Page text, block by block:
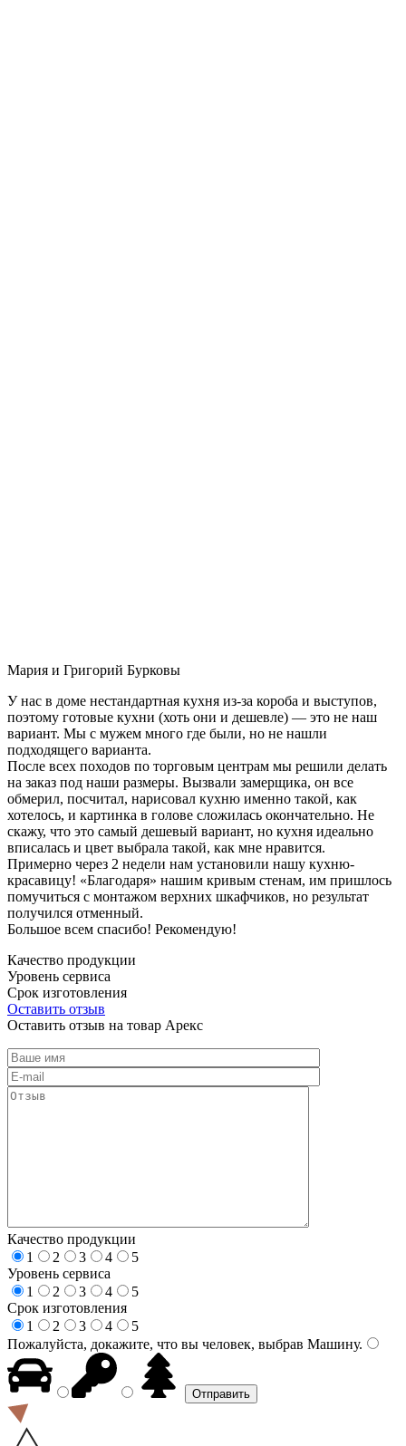
Мария и Григорий Бурковы
У нас в доме нестандартная кухня из-за короба и выступов,
поэтому готовые кухни (хоть они и дешевле) — это не наш
вариант. Мы с мужем много где были, но не нашли
подходящего варианта.
После всех походов по торговым центрам мы решили делать
на заказ под наши размеры. Вызвали замерщика, он все
обмерил, посчитал, нарисовал кухню именно такой, как
хотелось, и картинка в голове сложилась окончательно. Не
скажу, что это самый дешевый вариант, но кухня идеально
вписалась и цвет выбрала такой, как мне нравится.
Примерно через 2 недели нам установили нашу кухню-
красавицу! «Благодаря» нашим кривым стенам, им пришлось
помучиться с монтажом верхних шкафчиков, но результат
получился отменный.
Большое всем спасибо! Рекомендую!
Качество продукции
Уровень сервиса
Срок изготовления
Оставить отзыв
Оставить отзыв на товар Арекс
Качество продукции
1
2 3 4
5
Уровень сервиса
1
2 3 4
5
Срок изготовления
1
2 3 4
5
Пожалуйста, докажите, что вы человек, выбрав Машину.